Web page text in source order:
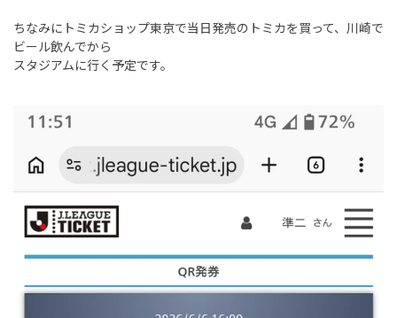
ちなみにトミカショップ東京で当日発売のトミカを買って、川崎で
ビール飲んでから
スタジアムに行く予定です。